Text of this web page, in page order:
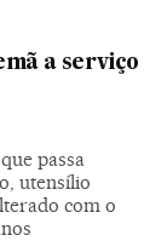
a serviço
passa
utensílio
com o